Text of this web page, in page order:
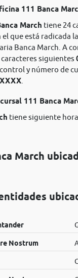
111 Banca
March tiene 24
el que está radicada
Banca March. A
siguientes
y número de
111 Banca
tiene siguiente
March
Nostrum